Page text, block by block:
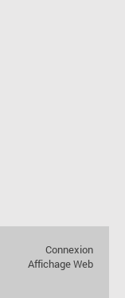
Connexion
Affichage Web